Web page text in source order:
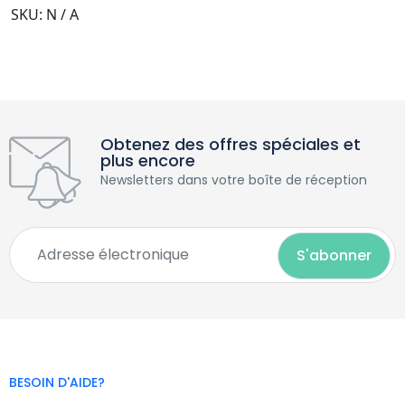
SKU: N / A
Obtenez des offres spéciales et
plus encore
Newsletters dans votre boîte de réception
BESOIN D'AIDE?